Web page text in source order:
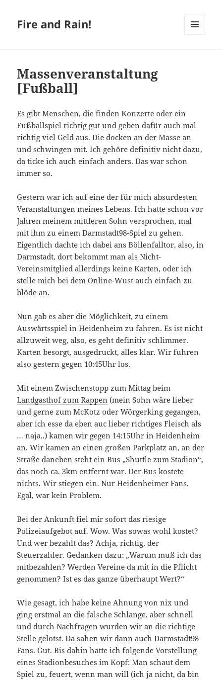
Fire and Rain!
Massenveranstaltung
[Fußball]
Es gibt Menschen, die finden Konzerte oder ein
Fußballspiel richtig gut und geben dafür auch mal
richtig viel Geld aus. Die docken an der Masse an
und schwingen mit. Ich gehöre definitiv nicht dazu,
da ticke ich auch einfach anders. Das war schon
immer so.
Gestern war ich auf eine der für mich absurdesten
Veranstaltungen meines Lebens. Ich hatte schon vor
Jahren meinem mittleren Sohn versprochen, mal
mit ihm zu einem Darmstadt98-Spiel zu gehen.
Eigentlich dachte ich dabei ans Böllenfalltor, also, in
Darmstadt, dort bekommt man als Nicht-
Vereinsmitglied allerdings keine Karten, oder ich
stelle mich bei dem Online-Wust auch einfach zu
blöde an.
Nun gab es aber die Möglichkeit, zu einem
Auswärtsspiel in Heidenheim zu fahren. Es ist nicht
allzuweit weg, also, es geht definitiv schlimmer.
Karten besorgt, ausgedruckt, alles klar. Wir fuhren
also gestern gegen 10:45Uhr los.
Mit einem Zwischenstopp zum Mittag beim
Landgasthof zum Rappen (mein Sohn wäre lieber
und gerne zum McKotz oder Wörgerking gegangen,
aber ich esse da eben auc lieber richtiges Fleisch als
… naja..) kamen wir gegen 14:15Uhr in Heidenheim
an. Wir kamen an einen großen Parkplatz an, an der
Straße daneben steht ein Bus „Shuttle zum Stadion“,
das noch ca. 3km entfernt war. Der Bus kostete
nichts. Wir stiegen ein. Nur Heidenheimer Fans.
Egal, war kein Problem.
Bei der Ankunft fiel mir sofort das riesige
Polizeiaufgebot auf. Wow. Was sowas wohl kostet?
Und wer bezahlt das? Achja, richtig, der
Steuerzahler. Gedanken dazu: „Warum muß ich das
mitbezahlen? Werden Vereine da mit in die Pflicht
genommen? Ist es das ganze überhaupt Wert?“
Wie gesagt, ich habe keine Ahnung von nix und
ging erstmal an die falsche Schlange, aber schnell
und durch Nachfragen wurden wir an die richtige
Stelle gelotst. Da sahen wir dann auch Darmstadt98-
Fans. Gut. Bis dahin hatte ich folgende Vorstellung
eines Stadionbesuches im Kopf: Man schaut dem
Spiel zu, feuert, wenn man will (ich ja nicht, da bin